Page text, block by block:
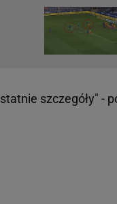
szczegóły" -